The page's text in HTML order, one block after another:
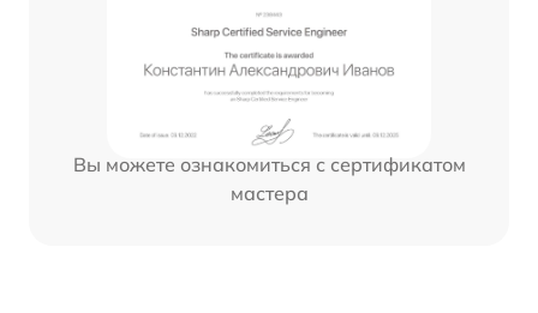
Вы можете ознакомиться с сертификатом
мастера